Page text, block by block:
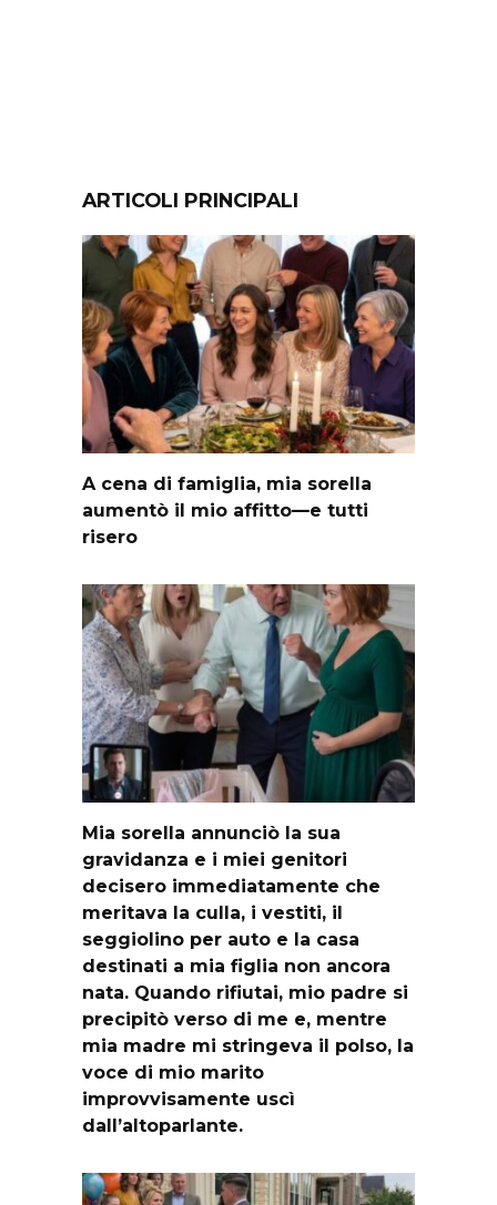
ARTICOLI PRINCIPALI
A cena di famiglia, mia sorella
aumentò il mio affitto—e tutti
risero
Mia sorella annunciò la sua
gravidanza e i miei genitori
decisero immediatamente che
meritava la culla, i vestiti, il
seggiolino per auto e la casa
destinati a mia figlia non ancora
nata. Quando rifiutai, mio padre si
precipitò verso di me e, mentre
mia madre mi stringeva il polso, la
voce di mio marito
improvvisamente uscì
dall’altoparlante.